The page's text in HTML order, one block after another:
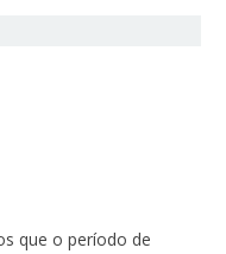
que o período de